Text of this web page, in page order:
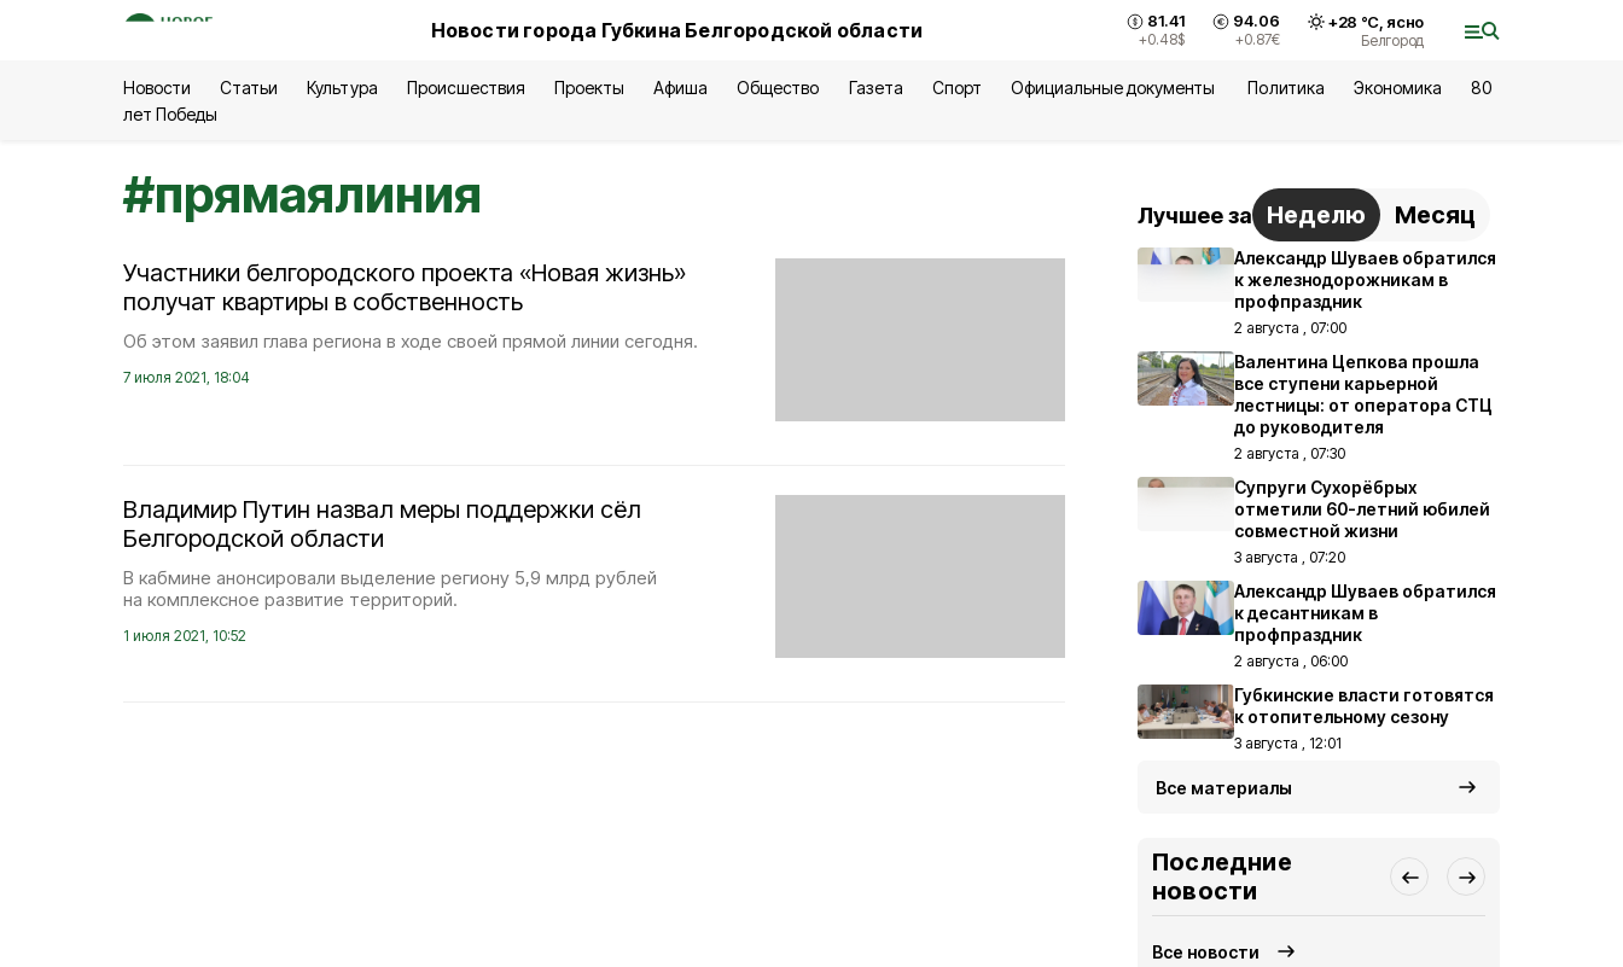
Новости города Губкина Белгородской области 81.41
+0.48$
94.06
+0.87€
+28 °С, ясно
Белгород
Новости Статьи Культура Происшествия Проекты Афиша Общество Газета Спорт Официальные документы Политика Экономика
80
лет Победы
#прямаялиния
Участники белгородского проекта «Новая жизнь»
получат квартиры в собственность
Об этом заявил глава региона в ходе своей прямой линии сегодня.
7 июля 2021, 18:04
Владимир Путин назвал меры поддержки сёл
Белгородской области
В кабмине анонсировали выделение региону 5,9 млрд рублей
на комплексное развитие территорий.
1 июля 2021, 10:52
Лучшее за Неделю Месяц
Александр Шуваев обратился
к железнодорожникам в
профпраздник
2 августа , 07:00
Валентина Цепкова прошла
все ступени карьерной
лестницы: от оператора СТЦ
до руководителя
2 августа , 07:30
Супруги Сухорёбрых
отметили 60-летний юбилей
совместной жизни
3 августа , 07:20
Александр Шуваев обратился
к десантникам в
профпраздник
2 августа , 06:00
Губкинские власти готовятся
к отопительному сезону
3 августа , 12:01
Все материалы
Последние
новости
Все новости